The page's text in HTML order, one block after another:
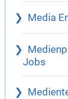
Media
Jobs